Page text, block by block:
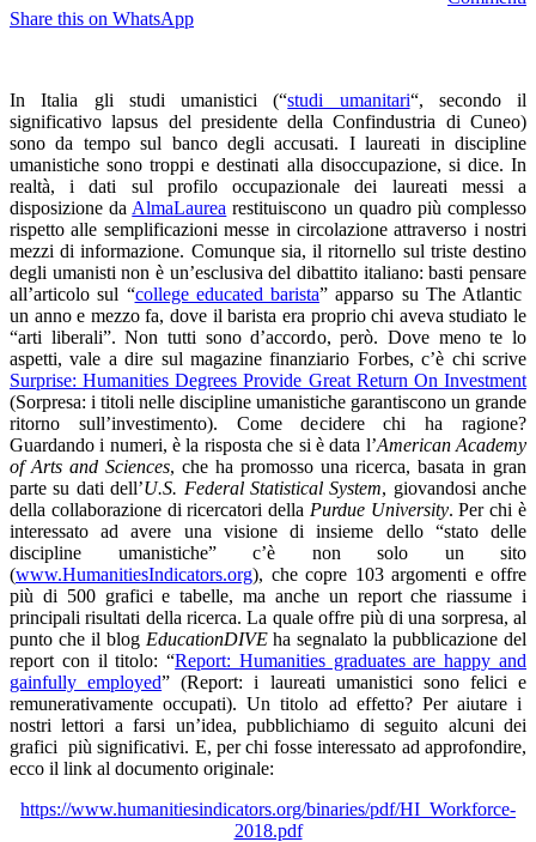
Share this on WhatsApp
In Italia gli studi umanistici (“studi umanitari“, secondo il
significativo lapsus del presidente della Confindustria di Cuneo)
sono da tempo sul banco degli accusati. I laureati in discipline
umanistiche sono troppi e destinati alla disoccupazione, si dice. In
realtà, i dati sul profilo occupazionale dei laureati messi a
disposizione da AlmaLaurea restituiscono un quadro più complesso
rispetto alle semplificazioni messe in circolazione attraverso i nostri
mezzi di informazione. Comunque sia, il ritornello sul triste destino
degli umanisti non è un’esclusiva del dibattito italiano: basti pensare
all’articolo sul “college educated barista” apparso su The Atlantic
un anno e mezzo fa, dove il barista era proprio chi aveva studiato le
“arti liberali”. Non tutti sono d’accordo, però. Dove meno te lo
aspetti, vale a dire sul magazine finanziario Forbes, c’è chi scrive
Surprise: Humanities Degrees Provide Great Return On Investment
(Sorpresa: i titoli nelle discipline umanistiche garantiscono un grande
ritorno sull’investimento). Come decidere chi ha ragione?
Guardando i numeri, è la risposta che si è data l’American Academy
of Arts and Sciences, che ha promosso una ricerca, basata in gran
parte su dati dell’U.S. Federal Statistical System, giovandosi anche
della collaborazione di ricercatori della Purdue University. Per chi è
interessato ad avere una visione di insieme dello “stato delle
discipline umanistiche” c’è non solo un sito
(www.HumanitiesIndicators.org), che copre 103 argomenti e offre
più di 500 grafici e tabelle, ma anche un report che riassume i
principali risultati della ricerca. La quale offre più di una sorpresa, al
punto che il blog EducationDIVEha segnalato la pubblicazione del
report con il titolo: “Report: Humanities graduates are happy and
gainfully employed” (Report: i laureati umanistici sono felici e
remunerativamente occupati). Un titolo ad effetto? Per aiutare i
nostri lettori a farsi un’idea, pubblichiamo di seguito alcuni dei
grafici più significativi. E, per chi fosse interessato ad approfondire,
ecco il link al documento originale:
https://www.humanitiesindicators.org/binaries/pdf/HI_Workforce-
2018.pdf